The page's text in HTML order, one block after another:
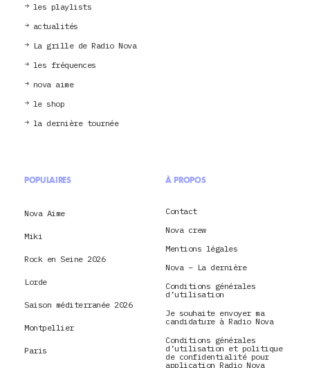
les playlists
actualités
La grille de Radio Nova
les fréquences
nova aime
le shop
la dernière tournée
POPULAIRES
Nova Aime
Miki
Rock en Seine 2026
Lorde
Saison méditerranée 2026
Montpellier
Paris
À PROPOS
Contact
Nova crew
Mentions légales
Nova – La dernière
Conditions générales
d’utilisation
Je souhaite envoyer ma
candidature à Radio Nova
Conditions générales
d’utilisation et politique
de confidentialité pour
application Radio Nova